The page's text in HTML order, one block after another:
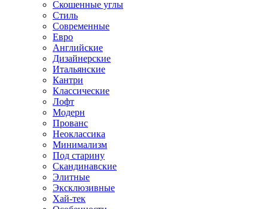
Скошенные углы
Стиль
Современные
Евро
Английские
Дизайнерские
Итальянские
Кантри
Классические
Лофт
Модерн
Прованс
Неоклассика
Минимализм
Под старину
Скандинавские
Элитные
Эксклюзивные
Хай-тек